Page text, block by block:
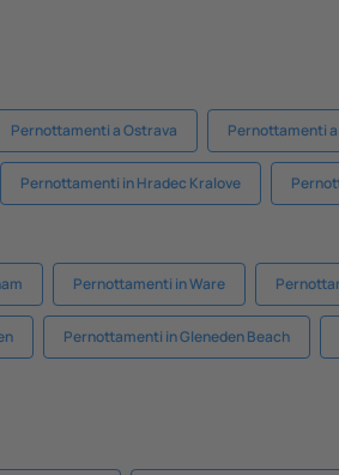
Pernottamenti a Ostrava Pernottamenti
Pernottamenti in Hradec Kralove
Pernottamenti in Ware
Pernottamenti in Gleneden Beach